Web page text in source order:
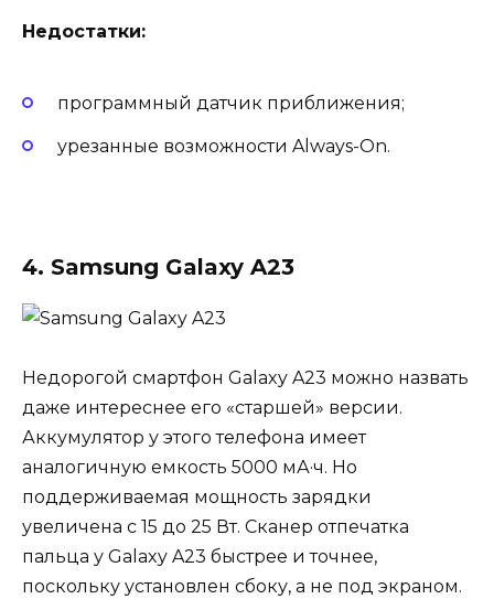
Недостатки:
программный датчик приближения;
урезанные возможности Always-On.
4. Samsung Galaxy A23
Недорогой смартфон Galaxy A23 можно назвать
даже интереснее его «старшей» версии.
Аккумулятор у этого телефона имеет
аналогичную емкость 5000 мА·ч. Но
поддерживаемая мощность зарядки
увеличена с 15 до 25 Вт. Сканер отпечатка
пальца у Galaxy A23 быстрее и точнее,
поскольку установлен сбоку, а не под экраном.